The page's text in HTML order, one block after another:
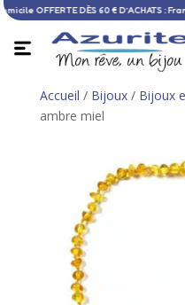
à domicile OFFERTE DÈS 60 €
Accueil / Bijoux/ Bijoux
ambre miel